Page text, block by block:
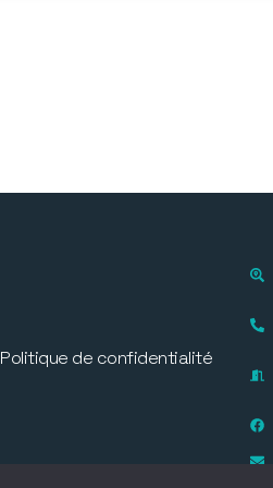
Politique de confidentialité